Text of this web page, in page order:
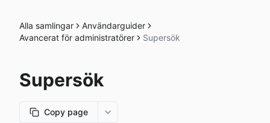
Alla samlingar
Användarguider
Avancerat för administratörer
Supersök
Supersök
Copy page
More options